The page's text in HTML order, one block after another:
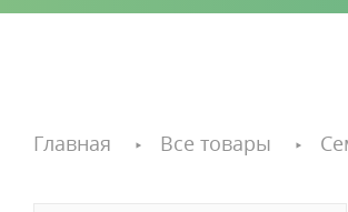
Главная Все товары